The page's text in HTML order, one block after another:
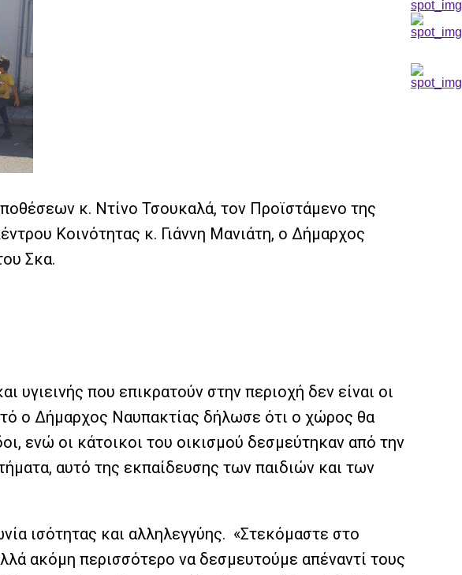
κ. Ντίνο Τσουκαλά, τον Προϊστάμενο της
Κοινότητας κ. Γιάννη Μανιάτη, ο Δήμαρχος
Σκα.
υγιεινής που επικρατούν στην περιοχή δεν είναι οι
ο Δήμαρχος Ναυπακτίας δήλωσε ότι ο χώρος θα
ενώ οι κάτοικοι του οικισμού δεσμεύτηκαν από την
αυτό της εκπαίδευσης των παιδιών και των
ισότητας και αλληλεγγύης. «Στεκόμαστε στο
ακόμη περισσότερο να δεσμευτούμε απέναντί τους